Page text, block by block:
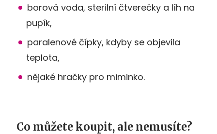
borová voda, sterilní čtverečky a líh na
pupík,
paralenové čípky, kdyby se objevila
teplota,
nějaké hračky pro miminko.
Co můžete koupit, ale nemusíte?